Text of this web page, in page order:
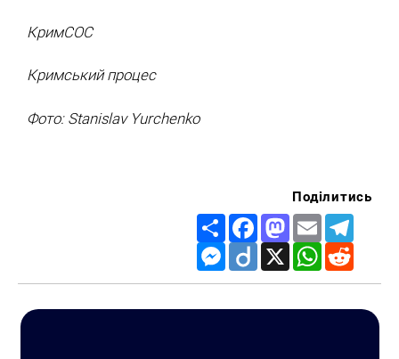
КримСОС
Кримський процес
Фото: Stanislav Yurchenko
Поділитись
Share FacebookMastodon
Email
Messenger
Diigo X WhatsApp